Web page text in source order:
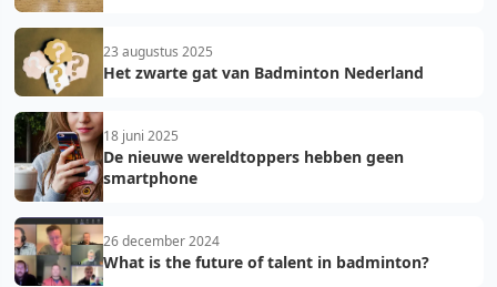
23 augustus 2025
Het zwarte gat van Badminton Nederland
18 juni 2025
De nieuwe wereldtoppers hebben geen
smartphone
26 december 2024
What is the future of talent in badminton?